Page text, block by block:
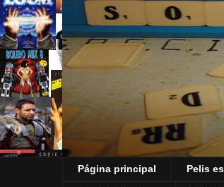
Página principal Pelis